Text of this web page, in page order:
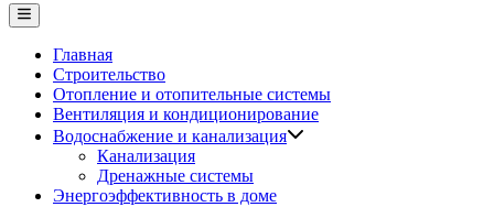
Main
Menu
Главная
Строительство
Отопление и отопительные системы
Вентиляция и кондиционирование
Водоснабжение и канализация
Канализация
Дренажные системы
Энергоэффективность в доме